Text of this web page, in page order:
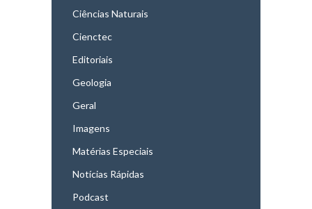
Ciências Naturais
Cienctec
Editoriais
Geologia
Geral
Imagens
Matérias Especiais
Notícias Rápidas
Podcast